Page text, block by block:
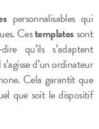
personnalisables qui
Cestemplates sont
qu’ils s’adaptent
d’un ordinateur
Cela garantit que
que soit le dispositif